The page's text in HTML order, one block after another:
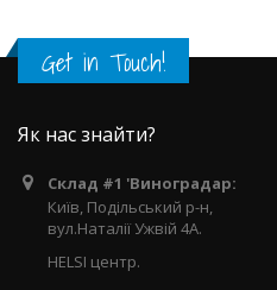
Get in Touch!
Як нас знайти?
Склад #1 'Виноградар:
Київ, Подільський р-н,
вул.Наталії Ужвій 4А.
HELSI центр.